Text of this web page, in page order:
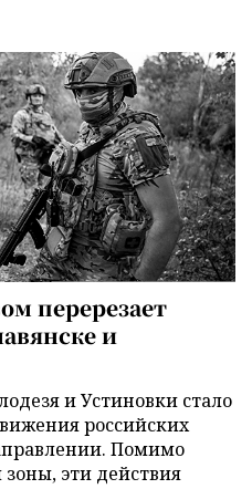
перерезает
и
и Устиновки стало
российских
Помимо
эти действия